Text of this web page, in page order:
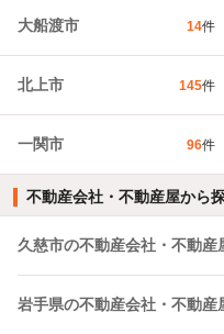
大船渡市 14件
北上市 145件
一関市 96件
不動産会社・不動産屋から
久慈市の不動産会社・不動産
岩手県の不動産会社・不動産